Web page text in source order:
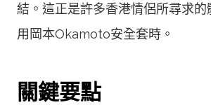
結。這正是許多香港情侶所尋求
用岡本Okamoto安全套時。
關鍵要點